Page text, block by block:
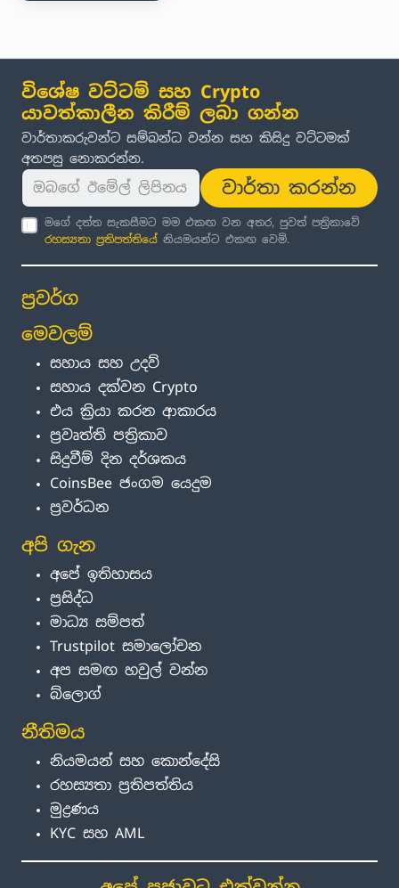
විශේෂ වට්ටම් සහ Crypto
යාවත්කාලීන කිරීම් ලබා ගන්න
වාර්තාකරුවන්ට සම්බන්ධ වන්න සහ කිසිදු වට්ටමක්
අතපසු නොකරන්න.
වාර්තා කරන්න
මගේ දත්ත සැකසීමට මම එකඟ වන අතර, පුවත් පත්‍රිකාවේ
රහස්‍යතා ප්‍රතිපත්තිය ේ නියමයන්ට එකඟ වෙමි.
ප්‍රවර්ග
මෙවලම්
සහාය සහ උදව්
සහාය දක්වන Crypto
එය ක්‍රියා කරන ආකාරය
ප්‍රවෘත්ති පත්‍රිකාව
සිදුවීම් දින දර්ශකය
CoinsBee ජංගම යෙදුම
ප්‍රවර්ධන
අපි ගැන
අපේ ඉතිහාසය
ප්‍රසිද්ධ
මාධ්‍ය සම්පත්
Trustpilot සමාලෝචන
අප සමඟ හවුල් වන්න
බ්ලොග්
නීතිමය
නියමයන් සහ කොන්දේසි
රහස්‍යතා ප්‍රතිපත්තිය
මුද්‍රණය
KYC සහ AML